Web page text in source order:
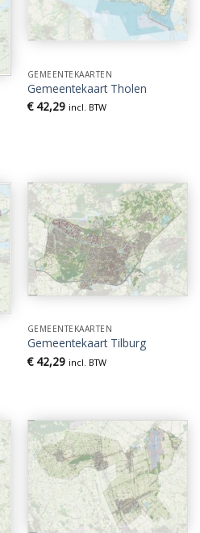
GEMEENTEKAARTEN
Gemeentekaart Tholen
€42,29 incl. BTW
GEMEENTEKAARTEN
Gemeentekaart Tilburg
€42,29 incl. BTW